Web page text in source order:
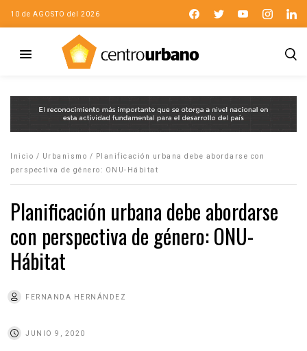
10 de AGOSTO del 2026
Inicio / Urbanismo /
Planificación urbana debe abordarse con
perspectiva de género: ONU-Hábitat
Planificación urbana debe abordarse
con perspectiva de género: ONU-
Hábitat
FERNANDA HERNÁNDEZ
JUNIO 9, 2020